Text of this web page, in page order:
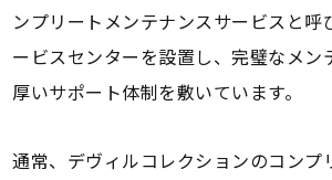
ンプリートメンテナンスサービスと呼
ービスセンターを設置し、完璧なメン
厚いサポート体制を敷いています。
通常、デヴィルコレクションのコンプ